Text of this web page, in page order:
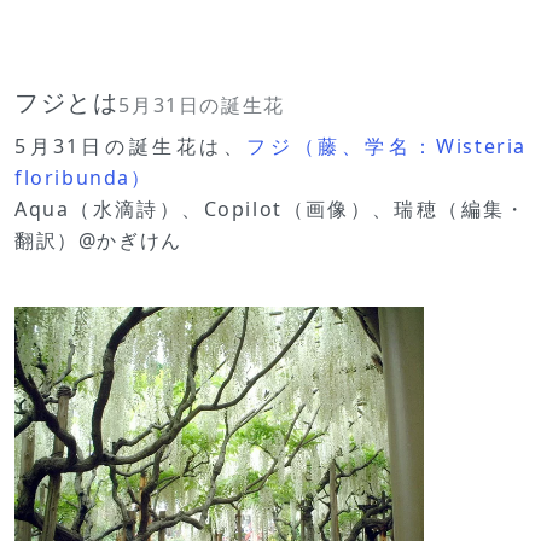
フジとは5月31日の誕生花
5月31日の誕生花は、 フジ（藤、学名：Wisteria
floribunda）
Aqua（水滴詩）、Copilot（画像）、瑞穂（編集・
翻訳）@かぎけん